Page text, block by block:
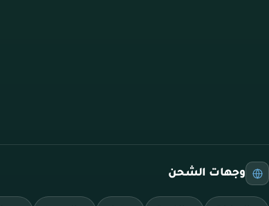
وجهات الشحن